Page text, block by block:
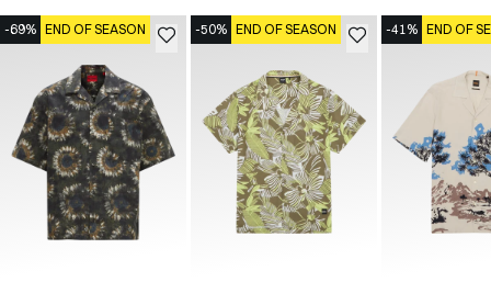
-69% END OF SEASON -50% END OF SEASON -41% END OF